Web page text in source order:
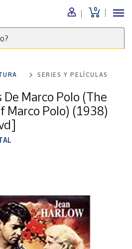
0
SERIES Y PELÍCULAS
De Marco Polo (The
Marco Polo) (1938)